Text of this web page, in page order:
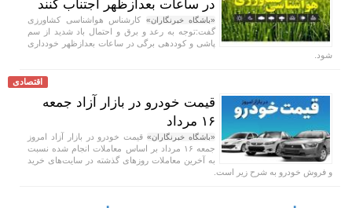
در ساعات بعدازظهر اجتناب کنند
«باشگاه خبرنگاران» کارشناس هواشناسی کشاورزی
گفت:توجه به رعد و برق و احتمال باد شدید از سم
پاشی و کوددهی برگی در ساعات بعدازظهر خودداری
شود.
اقتصادی
قیمت خودرو در بازار آزاد جمعه
۱۶ مرداد
«باشگاه خبرنگاران»قیمت خودرو در بازار آزاد امروز
جمعه ۱۶ مرداد بر اساس معاملات انجام شده نسبت
به آخرین معاملات روز‌های گذشته در سایت‌های خرید
و فروش خودرو به شرح زیر است.